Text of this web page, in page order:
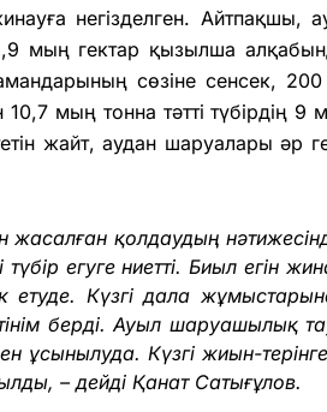
негізделген.
мың гектар қызылша
сөзіне сенсек,
мың тонна тәтті түбірдің 9
жайт, аудан шаруалары әр
жасалған қолдаудың
түбір егуге ниетті. Биыл егін
етуде. Күзгі дала
берді. Ауыл шаруашылық
ұсынылуда. Күзгі жиын-
– дейді Қанат Сатығұлов.